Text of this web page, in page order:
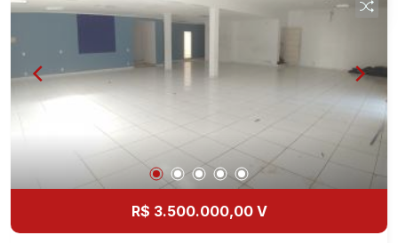
mercado imobiliário desde 2000. Especialistas
em Venda, Locação e Lançamentos! Avenida
João Fiúsa, 1051 - Alto da Boa Vista | Ribeirão
Preto.
R$ 3.500.000,00 V